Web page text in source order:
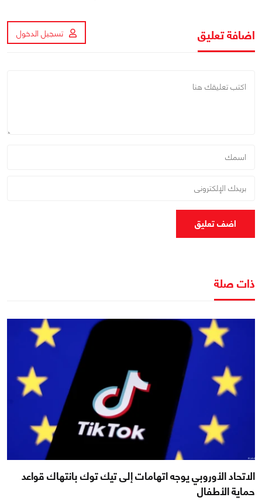
اضافة تعليق تسجيل الدخول
اضف تعليق
ذات صلة
الاتحاد الأوروبي يوجه اتهامات إلى تيك توك بانتهاك قواعد
حماية الأطفال